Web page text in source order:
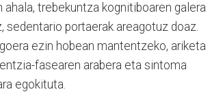
trebekuntza kognitiboaren galera
sedentario portaerak areagotuz doaz.
ezin hobean mantentzeko, ariketa
fasearen arabera eta sintoma
egokituta.